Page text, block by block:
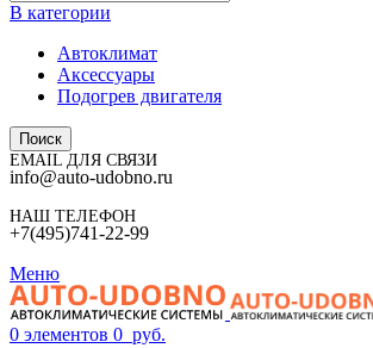
В категории
Автоклимат
Аксессуары
Подогрев двигателя
Поиск
EMAIL ДЛЯ СВЯЗИ
info@auto-udobno.ru
НАШ ТЕЛЕФОН
+7(495)741-22-99
Меню
0 элементов 0 руб.